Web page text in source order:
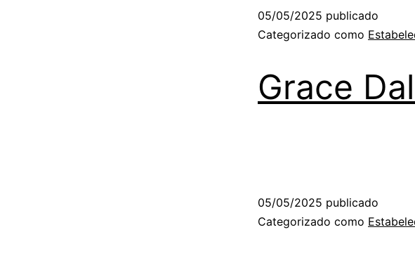
05/05/2025 publicado
Categorizado como
Grace
05/05/2025 publicado
Categorizado como